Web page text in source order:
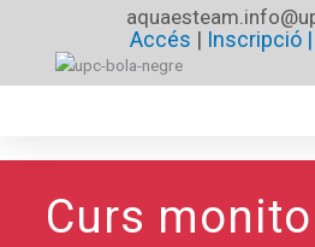
contingut
Accés | Inscripció |
Curs